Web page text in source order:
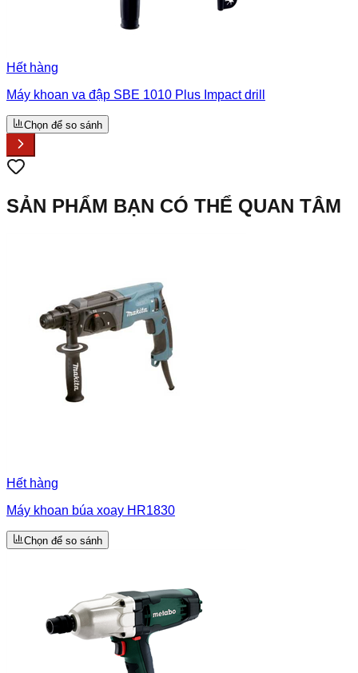
Hết hàng
Máy khoan va đập SBE 1010 Plus Impact drill
Chọn để so sánh
SẢN PHẨM BẠN CÓ THỂ QUAN TÂM
Hết hàng
Máy khoan búa xoay HR1830
Chọn để so sánh